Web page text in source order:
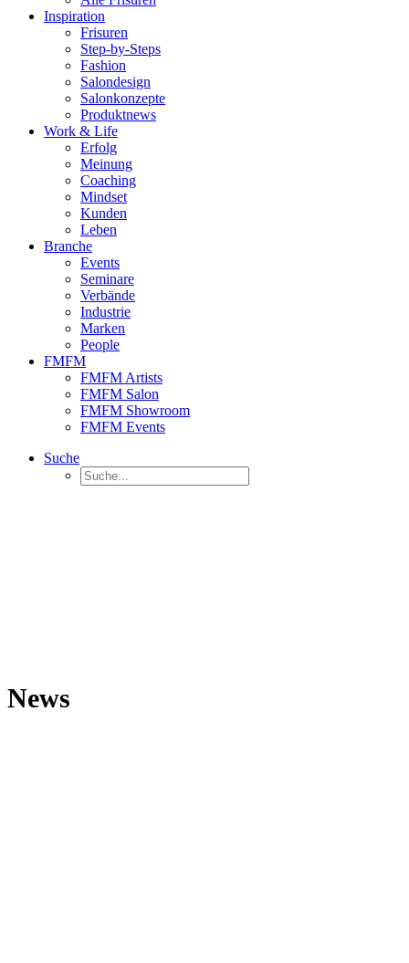
Inspiration
Frisuren
Step-by-Steps
Fashion
Salondesign
Salonkonzepte
Produktnews
Work & Life
Erfolg
Meinung
Coaching
Mindset
Kunden
Leben
Branche
Events
Seminare
Verbände
Industrie
Marken
People
FMFM
FMFM Artists
FMFM Salon
FMFM Showroom
FMFM Events
Suche
News